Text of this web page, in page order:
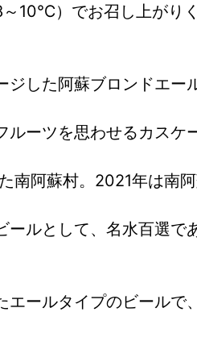
10℃）でお召し上がりく
した阿蘇ブロンドエ
ーツを思わせるカスケ
南阿蘇村。2021年は南
ルとして、名水百選で
ールタイプのビール